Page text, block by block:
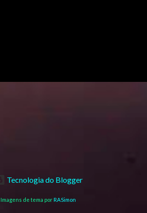
Tecnologia do Blogger
Imagens de tema porRASimon